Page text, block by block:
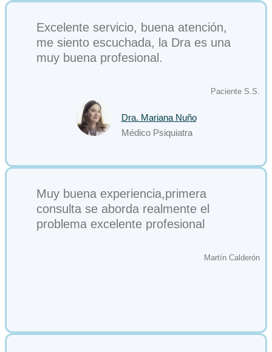
Excelente servicio, buena atención,
me siento escuchada, la Dra es una
muy buena profesional.
Paciente S.S.
Dra. Mariana Nuño
Médico Psiquiatra
Muy buena experiencia,primera
consulta se aborda realmente el
problema excelente profesional
Martín Calderón